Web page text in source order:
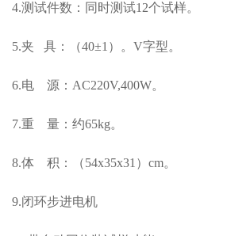
4.测试件数：同时测试12个试样。
5.夹 具：（40±1）。V字型。
6.电 源：AC220V,400W。
7.重 量：约65kg。
8.体 积：（54x35x31）cm。
9.闭环步进电机